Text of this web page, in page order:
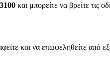
και μπορείτε να βρείτε τις
και να επωφεληθείτε από